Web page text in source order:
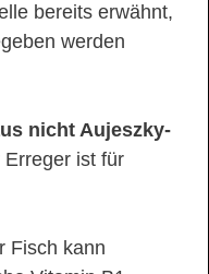
bereits erwähnt,
werden
nicht Aujeszky-
Erreger ist für
Fisch kann